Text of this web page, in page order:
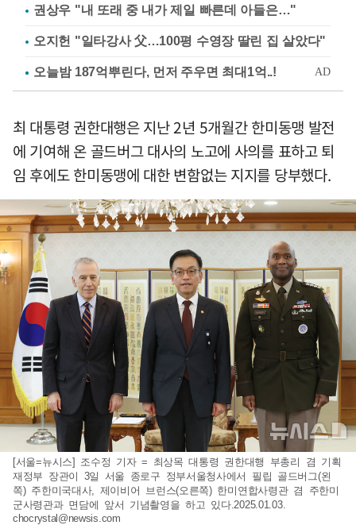
권상우 "내 또래 중 내가 제일 빠른데 아들은…"
오지헌 "일타강사 父…100평 수영장 딸린 집 살았다"
최 대통령 권한대행은 지난 2년 5개월간 한미동맹 발전
에 기여해 온 골드버그 대사의 노고에 사의를 표하고 퇴
임 후에도 한미동맹에 대한 변함없는 지지를 당부했다.
[서울=뉴시스] 조수정 기자 = 최상목 대통령 권한대행 부총리 겸 기획
재정부 장관이 3일 서울 종로구 정부서울청사에서 필립 골드버그(왼
쪽) 주한미국대사, 제이비어 브런스(오른쪽) 한미연합사령관 겸 주한미
군사령관과 면담에 앞서 기념촬영을 하고 있다.2025.01.03.
chocrystal@newsis.com